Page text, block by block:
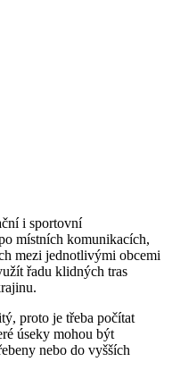
i sportovní
místních komunikacích,
mezi jednotlivými obcemi
řadu klidných tras
proto je třeba počítat
úseky mohou být
nebo do vyšších